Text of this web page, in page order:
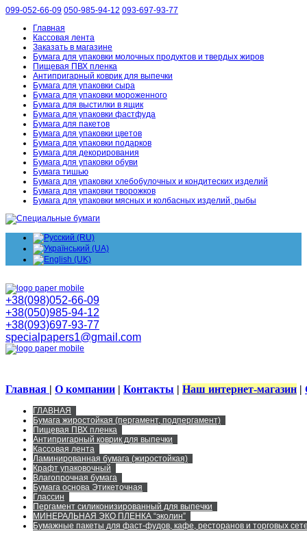
099-052-66-09 050-985-94-12 093-697-93-77
Главная
Кассовая лента
Заказать в магазине
Бумага для упаковки молочных продуктов и твердых жиров
Пищевая ПВХ пленка
Антипригарный коврик для выпечки
Бумага для упаковки сыра
Бумага для упаковки мороженного
Бумага для выстилки в ящик
Бумага для упаковки фастфуда
Бумага для пакетов
Бумага для упаковки цветов
Бумага для упаковки подарков
Бумага для декорирования
Бумага для упаковки обуви
Бумага тишью
Бумага для упаковки хлебобулочных и кондитеских изделий
Бумага для упаковки творожков
Бумага для упаковки мясных и колбасных изделий, рыбы
+38(098)052-66-09
+38(050)985-94-12
+38(093)697-93-77
specialpapers1@gmail.com
Главная | О компании | Контакты | Наш интернет-магазин |
ГЛАВНАЯ
Бумага жиростойкая (пергамент, подпергамент)
Пищевая ПВХ пленка
Антипригарный коврик для выпечки
Кассовая лента
Ламинированная бумага (жиростойкая)
Крафт упаковочный
Влагопрочная бумага
Бумага основа Этикеточная
Глассин
Пергамент силиконизированный для выпечки
МИНЕРАЛЬНАЯ ЭКО ПЛЕНКА “эколин”
Бумажные пакеты для фаст-фудов, кафе, ресторанов и торговых